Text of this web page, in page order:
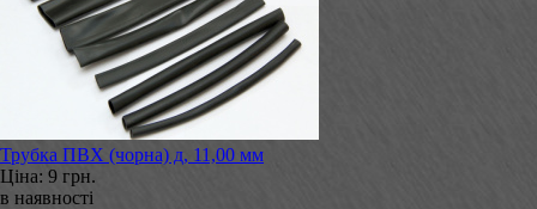
Трубка ПВХ (чорна) д, 11,00 мм
Ціна: 9 грн.
в наявності